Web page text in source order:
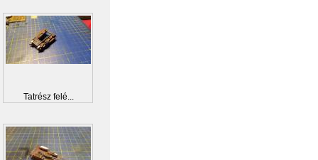
Tatrész felé...